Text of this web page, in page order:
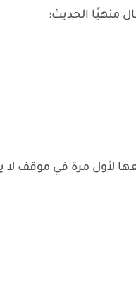
منهيًا الحديث:
لأول مرة في موقف لا